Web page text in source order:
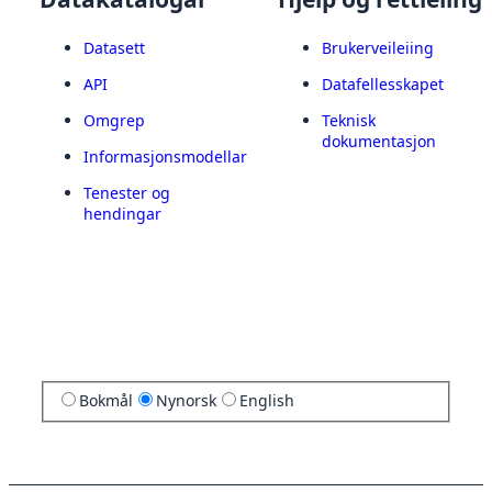
Datasett
API
Omgrep
Informasjonsmodellar
Tenester og
hendingar
Brukerveileiing
Datafellesskapet
Teknisk
dokumentasjon
Bokmål Nynorsk English